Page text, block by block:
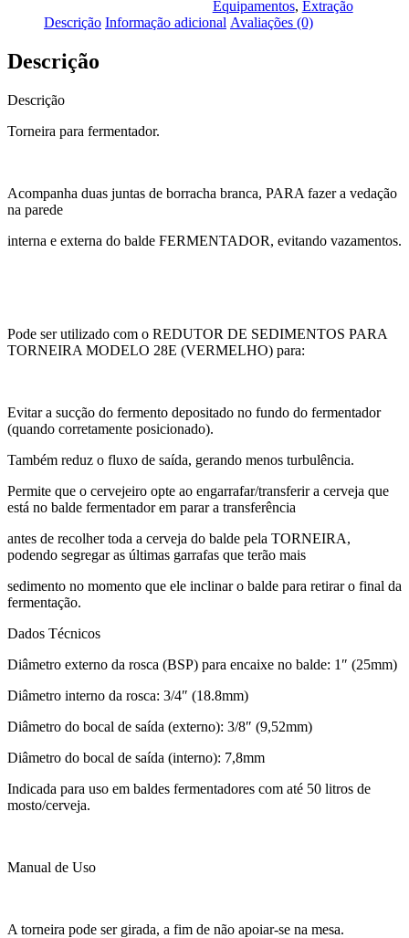
Equipamentos, Extração
Descrição Informação adicional Avaliações (0)
Descrição
Descrição
Torneira para fermentador.
Acompanha duas juntas de borracha branca, PARA fazer a vedação
na parede
interna e externa do balde FERMENTADOR, evitando vazamentos.
Pode ser utilizado com o REDUTOR DE SEDIMENTOS PARA
TORNEIRA MODELO 28E (VERMELHO) para:
Evitar a sucção do fermento depositado no fundo do fermentador
(quando corretamente posicionado).
Também reduz o fluxo de saída, gerando menos turbulência.
Permite que o cervejeiro opte ao engarrafar/transferir a cerveja que
está no balde fermentador em parar a transferência
antes de recolher toda a cerveja do balde pela TORNEIRA,
podendo segregar as últimas garrafas que terão mais
sedimento no momento que ele inclinar o balde para retirar o final da
fermentação.
Dados Técnicos
Diâmetro externo da rosca (BSP) para encaixe no balde: 1″ (25mm)
Diâmetro interno da rosca: 3/4″ (18.8mm)
Diâmetro do bocal de saída (externo): 3/8″ (9,52mm)
Diâmetro do bocal de saída (interno): 7,8mm
Indicada para uso em baldes fermentadores com até 50 litros de
mosto/cerveja.
Manual de Uso
A torneira pode ser girada, a fim de não apoiar-se na mesa.